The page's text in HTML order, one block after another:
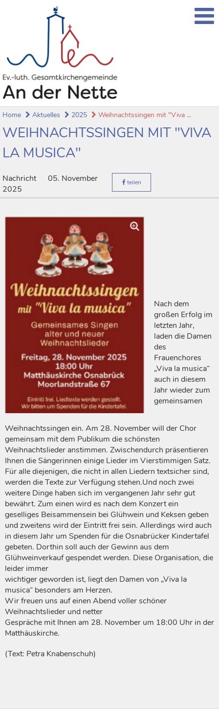
Home Aktuelles 2025 Weihnachtssingen mit "Viva ...
WEIHNACHTSSINGEN MIT "VIVA
LA MUSICA"
Nachricht
05. November
2025
teilen
Nach dem
großen Erfolg im
letzten Jahr,
laden die Damen
des
Frauenchores
„Viva la musica“
auch in diesem
Jahr wieder zum
gemeinsamen
Weihnachtssingen ein. Am 28. November will der Chor
gemeinsam mit dem Publikum die schönsten
Weihnachtslieder anstimmen. Zwischendurch präsentieren
Ihnen die Sängerinnen einige Lieder im Vierstimmigen Satz.
Für alle diejenigen, die nicht in allen Liedern textsicher sind,
werden die Texte zur Verfügung stehen.Und noch zwei
weitere Dinge haben sich im vergangenen Jahr sehr gut
bewährt. Zum einen wird es nach dem Konzert ein
geselliges Beisammensein bei Glühwein und Keksen geben
und zweitens wird der Eintritt frei sein. Allerdings wird auch
in diesem Jahr um Spenden für die Osnabrücker Kindertafel
gebeten. Dorthin soll auch der Gewinn aus dem
Glühweinverkauf gespendet werden. Diese Organisation, die
leider immer
wichtiger geworden ist, liegt den Damen von „Viva la
musica“ besonders am Herzen.
Wir freuen uns auf einen Abend voller schöner
Weihnachtslieder und netter
Gespräche mit Ihnen am 28. November um 18:00 Uhr in der
Matthäuskirche.
(Text: Petra Knabenschuh)